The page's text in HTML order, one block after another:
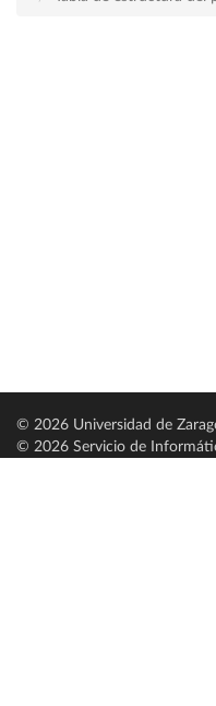
© 2026 Universidad de
© 2026 Servicio de